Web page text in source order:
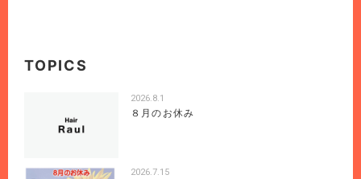
TOPICS
2026.8.1
８月のお休み
2026.7.15